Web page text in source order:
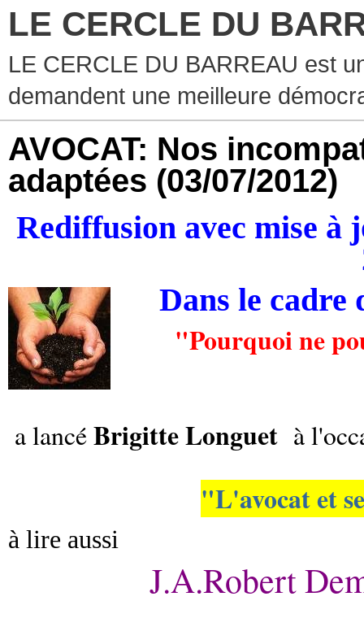
LE CERCLE DU
LE CERCLE DU BARREAU est
demandent une meilleure
AVOCAT: Nos
adaptées (03/07/2012)
Rediffusion avec mise à
Dans le cadre
"Pourquoi ne
a lancéBrigitte Longuetà
"L'avocat et
à lire aussi
J.A.Robert